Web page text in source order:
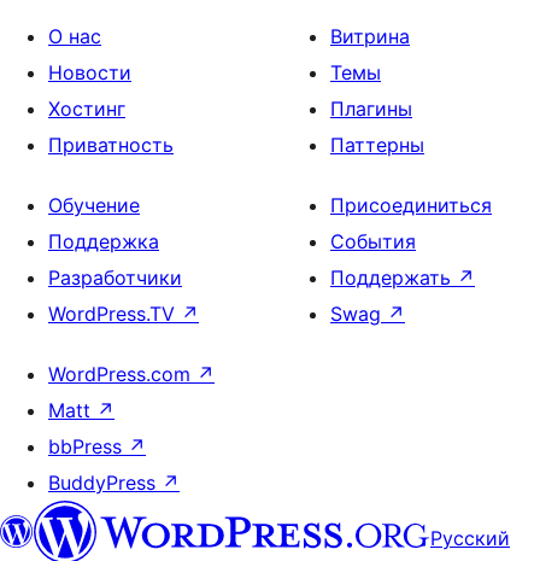
О нас
Новости
Хостинг
Приватность
Витрина
Темы
Плагины
Паттерны
Обучение
Поддержка
Разработчики
WordPress.TV ↗
Присоединиться
События
Поддержать ↗
Swag ↗
WordPress.com ↗
Matt ↗
bbPress ↗
BuddyPress ↗
Русский